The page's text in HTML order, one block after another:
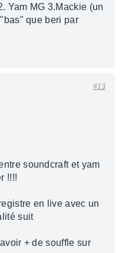
Yam MG 3.Mackie (un
que beri par
#13
soundcraft et yam
!!!!
en live avec un
suit
+ de souffle sur